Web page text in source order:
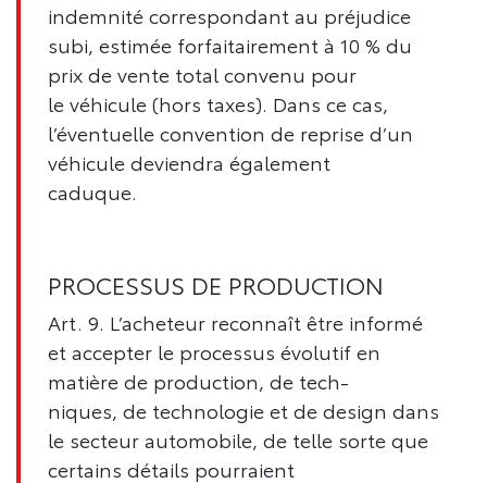
indemnité correspondant au préjudice
subi, estimée forfaitairement à 10 % du
prix de vente total convenu pour
le véhicule (hors taxes). Dans ce cas,
l’éventuelle convention de reprise d’un
véhicule deviendra également
caduque.
PROCESSUS DE PRODUCTION
Art. 9. L’acheteur reconnaît être informé
et accepter le processus évolutif en
matière de production, de tech-
niques, de technologie et de design dans
le secteur automobile, de telle sorte que
certains détails pourraient